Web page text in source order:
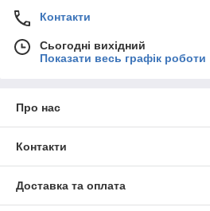
Контакти
Сьогодні вихідний
Показати весь графік роботи
Про нас
Контакти
Доставка та оплата